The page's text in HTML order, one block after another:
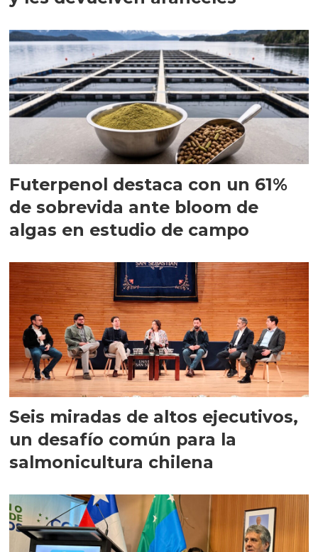
Futerpenol destaca con un 61%
de sobrevida ante bloom de
algas en estudio de campo
Seis miradas de altos ejecutivos,
un desafío común para la
salmonicultura chilena